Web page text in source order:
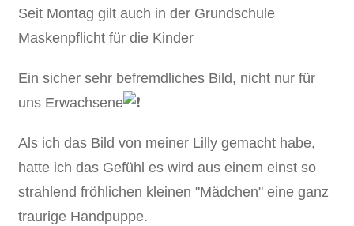
Seit Montag gilt auch in der Grundschule
Maskenpflicht für die Kinder
Ein sicher sehr befremdliches Bild, nicht nur für
uns Erwachsene
Als ich das Bild von meiner Lilly gemacht habe,
hatte ich das Gefühl es wird aus einem einst so
strahlend fröhlichen kleinen "Mädchen" eine ganz
traurige Handpuppe.